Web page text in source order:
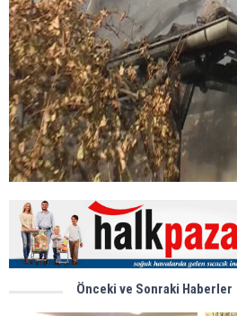
Önceki ve Sonraki Haberler